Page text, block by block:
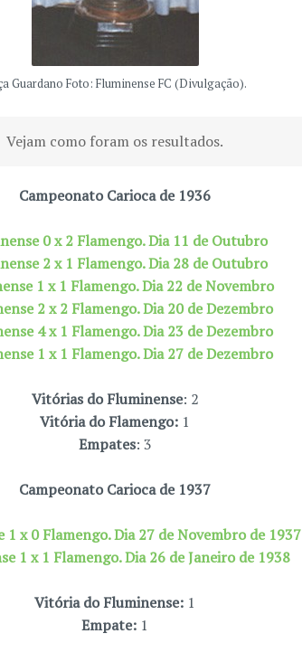
Guardano Foto: Fluminense FC (Divulgação).
Vejam como foram os resultados.
Campeonato Carioca de 1936
0 x 2 Flamengo. Dia 11 de Outubro
2 x 1 Flamengo. Dia 28 de Outubro
1 x 1 Flamengo. Dia 22 de Novembro
2 x 2 Flamengo. Dia 20 de Dezembro
4 x 1 Flamengo. Dia 23 de Dezembro
1 x 1 Flamengo. Dia 27 de Dezembro
Vitórias do Fluminense: 2
Vitória do Flamengo: 1
Empates: 3
Campeonato Carioca de 1937
1 x 0 Flamengo. Dia 27 de Novembro de 1937
1 x 1 Flamengo. Dia 26 de Janeiro de 1938
Vitória do Fluminense: 1
Empate: 1